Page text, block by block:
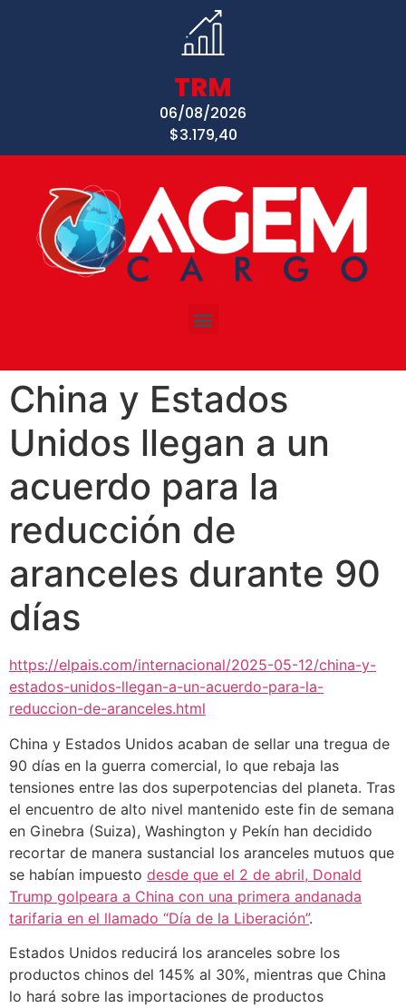
TRM
06/08/2026
$3.179,40
China y Estados
Unidos llegan a un
acuerdo para la
reducción de
aranceles durante 90
días
https://elpais.com/internacional/2025-05-12/china-y-
estados-unidos-llegan-a-un-acuerdo-para-la-
reduccion-de-aranceles.html
China y Estados Unidos acaban de sellar una tregua de
90 días en la guerra comercial, lo que rebaja las
tensiones entre las dos superpotencias del planeta. Tras
el encuentro de alto nivel mantenido este fin de semana
en Ginebra (Suiza), Washington y Pekín han decidido
recortar de manera sustancial los aranceles mutuos que
se habían impuesto desde que el 2 de abril, Donald
Trump golpeara a China con una primera andanada
tarifaria en el llamado “Día de la Liberación”.
Estados Unidos reducirá los aranceles sobre los
productos chinos del 145% al 30%, mientras que China
lo hará sobre las importaciones de productos